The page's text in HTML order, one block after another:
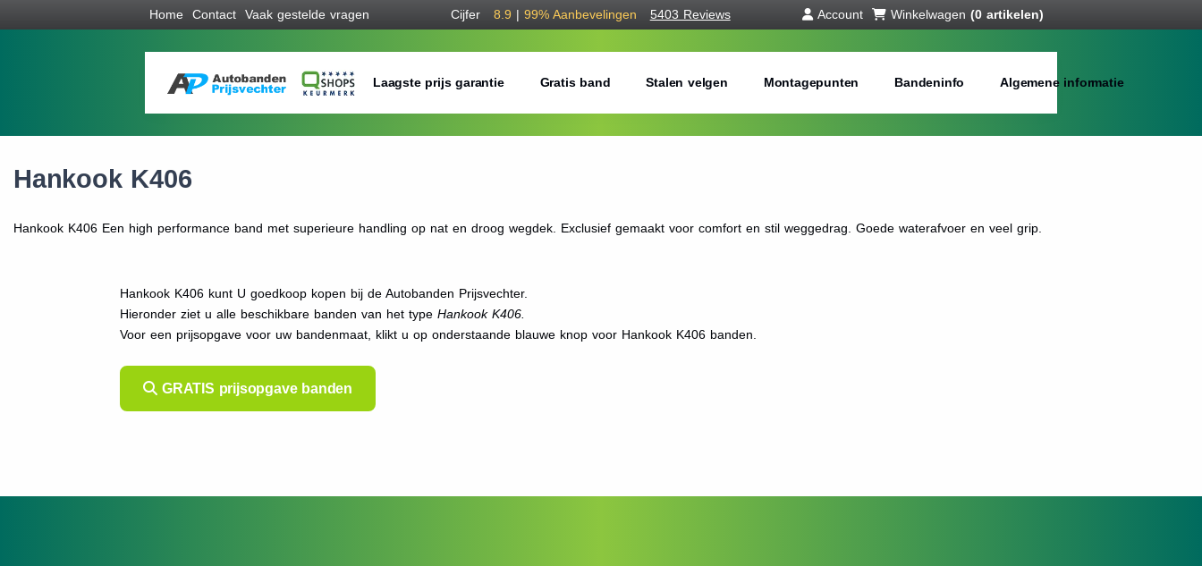
Home Contact Vaak gestelde vragen Cijfer 8.9 | 99% Aanbevelingen 5403 Reviews Account Winkelwagen (0 artikelen)
Laagste prijs garantie Gratis band Stalen velgen Montagepunten Bandeninfo Algemene informatie
Hankook K406
Hankook K406 Een high performance band met superieure handling op nat en droog wegdek. Exclusief gemaakt voor comfort en stil weggedrag. Goede waterafvoer en veel grip.
Hankook K406 kunt U goedkoop kopen bij de Autobanden Prijsvechter.
Hieronder ziet u alle beschikbare banden van het typeHankook K406.
Voor een prijsopgave voor uw bandenmaat, klikt u op onderstaande blauwe knop voor Hankook K406 banden.
GRATIS prijsopgave banden